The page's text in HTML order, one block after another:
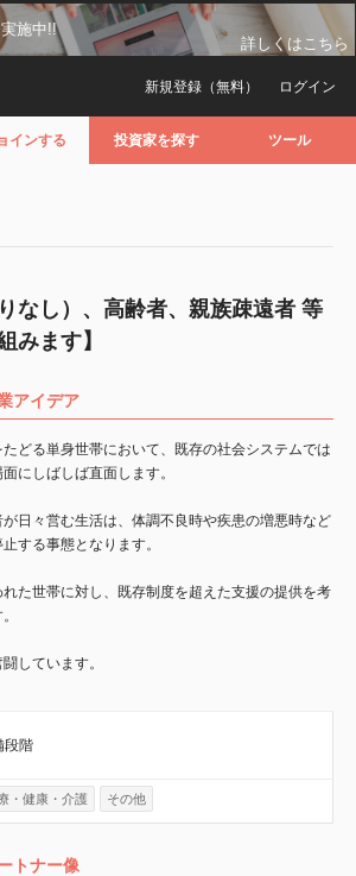
施中!!
詳しくはこちら
ログイン
新規登録（無料）
インする 投資家を探す ツール
なし）、高齢者、親族疎遠者 等
みます】
アイデア
どる単身世帯において、既存の社会システムでは
にしばしば直面します。
日々営む生活は、体調不良時や疾患の増悪時など
する事態となります。
た世帯に対し、既存制度を超えた支援の提供を考
しています。
段階
・健康・介護 その他
トナー像